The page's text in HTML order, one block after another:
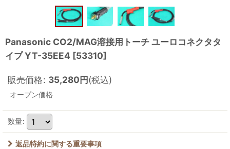
Panasonic CO2/MAG溶接用トーチ ユーロコネクタタ
イプ YT-35EE4 [53310]
販売価格: 35,280円(税込)
オープン価格
数量:
返品特約に関する重要事項